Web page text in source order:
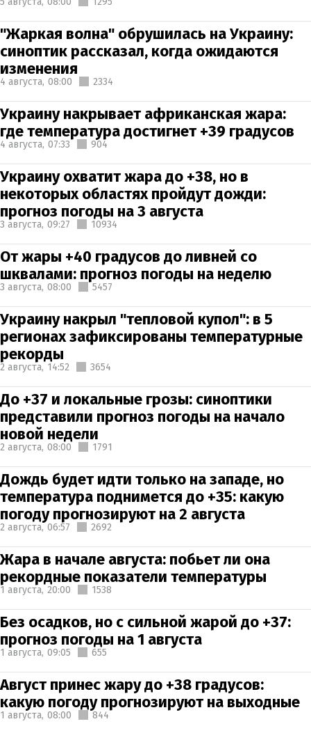
"Жаркая волна" обрушилась на Украину:
синоптик рассказал, когда ожидаются
изменения
4 августа, 08:00 2334
Украину накрывает африканская жара:
где температура достигнет +39 градусов
4 августа, 07:33 904
Украину охватит жара до +38, но в
некоторых областях пройдут дожди:
прогноз погоды на 3 августа
3 августа, 09:27 10934
От жары +40 градусов до ливней со
шквалами: прогноз погоды на неделю
3 августа, 08:00 5457
Украину накрыл "тепловой купол": в 5
регионах зафиксированы температурные
рекорды
2 августа, 14:52 3654
До +37 и локальные грозы: синоптики
представили прогноз погоды на начало
новой недели
2 августа, 08:00 1791
Дождь будет идти только на западе, но
температура поднимется до +35: какую
погоду прогнозируют на 2 августа
2 августа, 06:57 2692
Жара в начале августа: побьет ли она
рекордные показатели температуры
1 августа, 20:00 1538
Без осадков, но с сильной жарой до +37:
прогноз погоды на 1 августа
1 августа, 09:05 655
Август принес жару до +38 градусов:
какую погоду прогнозируют на выходные
1 августа, 08:00 844